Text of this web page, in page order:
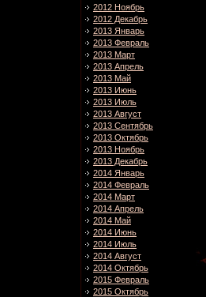
2012 Ноябрь
2012 Декабрь
2013 Январь
2013 Февраль
2013 Март
2013 Апрель
2013 Май
2013 Июнь
2013 Июль
2013 Август
2013 Сентябрь
2013 Октябрь
2013 Ноябрь
2013 Декабрь
2014 Январь
2014 Февраль
2014 Март
2014 Апрель
2014 Май
2014 Июнь
2014 Июль
2014 Август
2014 Октябрь
2015 Февраль
2015 Октябрь